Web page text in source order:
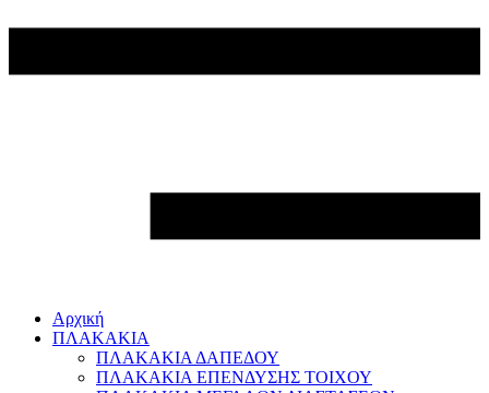
Αρχική
ΠΛΑΚΑΚΙΑ
ΠΛΑΚΑΚΙΑ ΔΑΠΕΔΟΥ
ΠΛΑΚΑΚΙΑ ΕΠΕΝΔΥΣΗΣ ΤΟΙΧΟΥ